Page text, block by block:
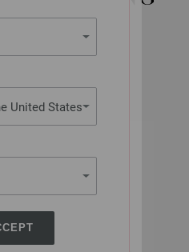
United States